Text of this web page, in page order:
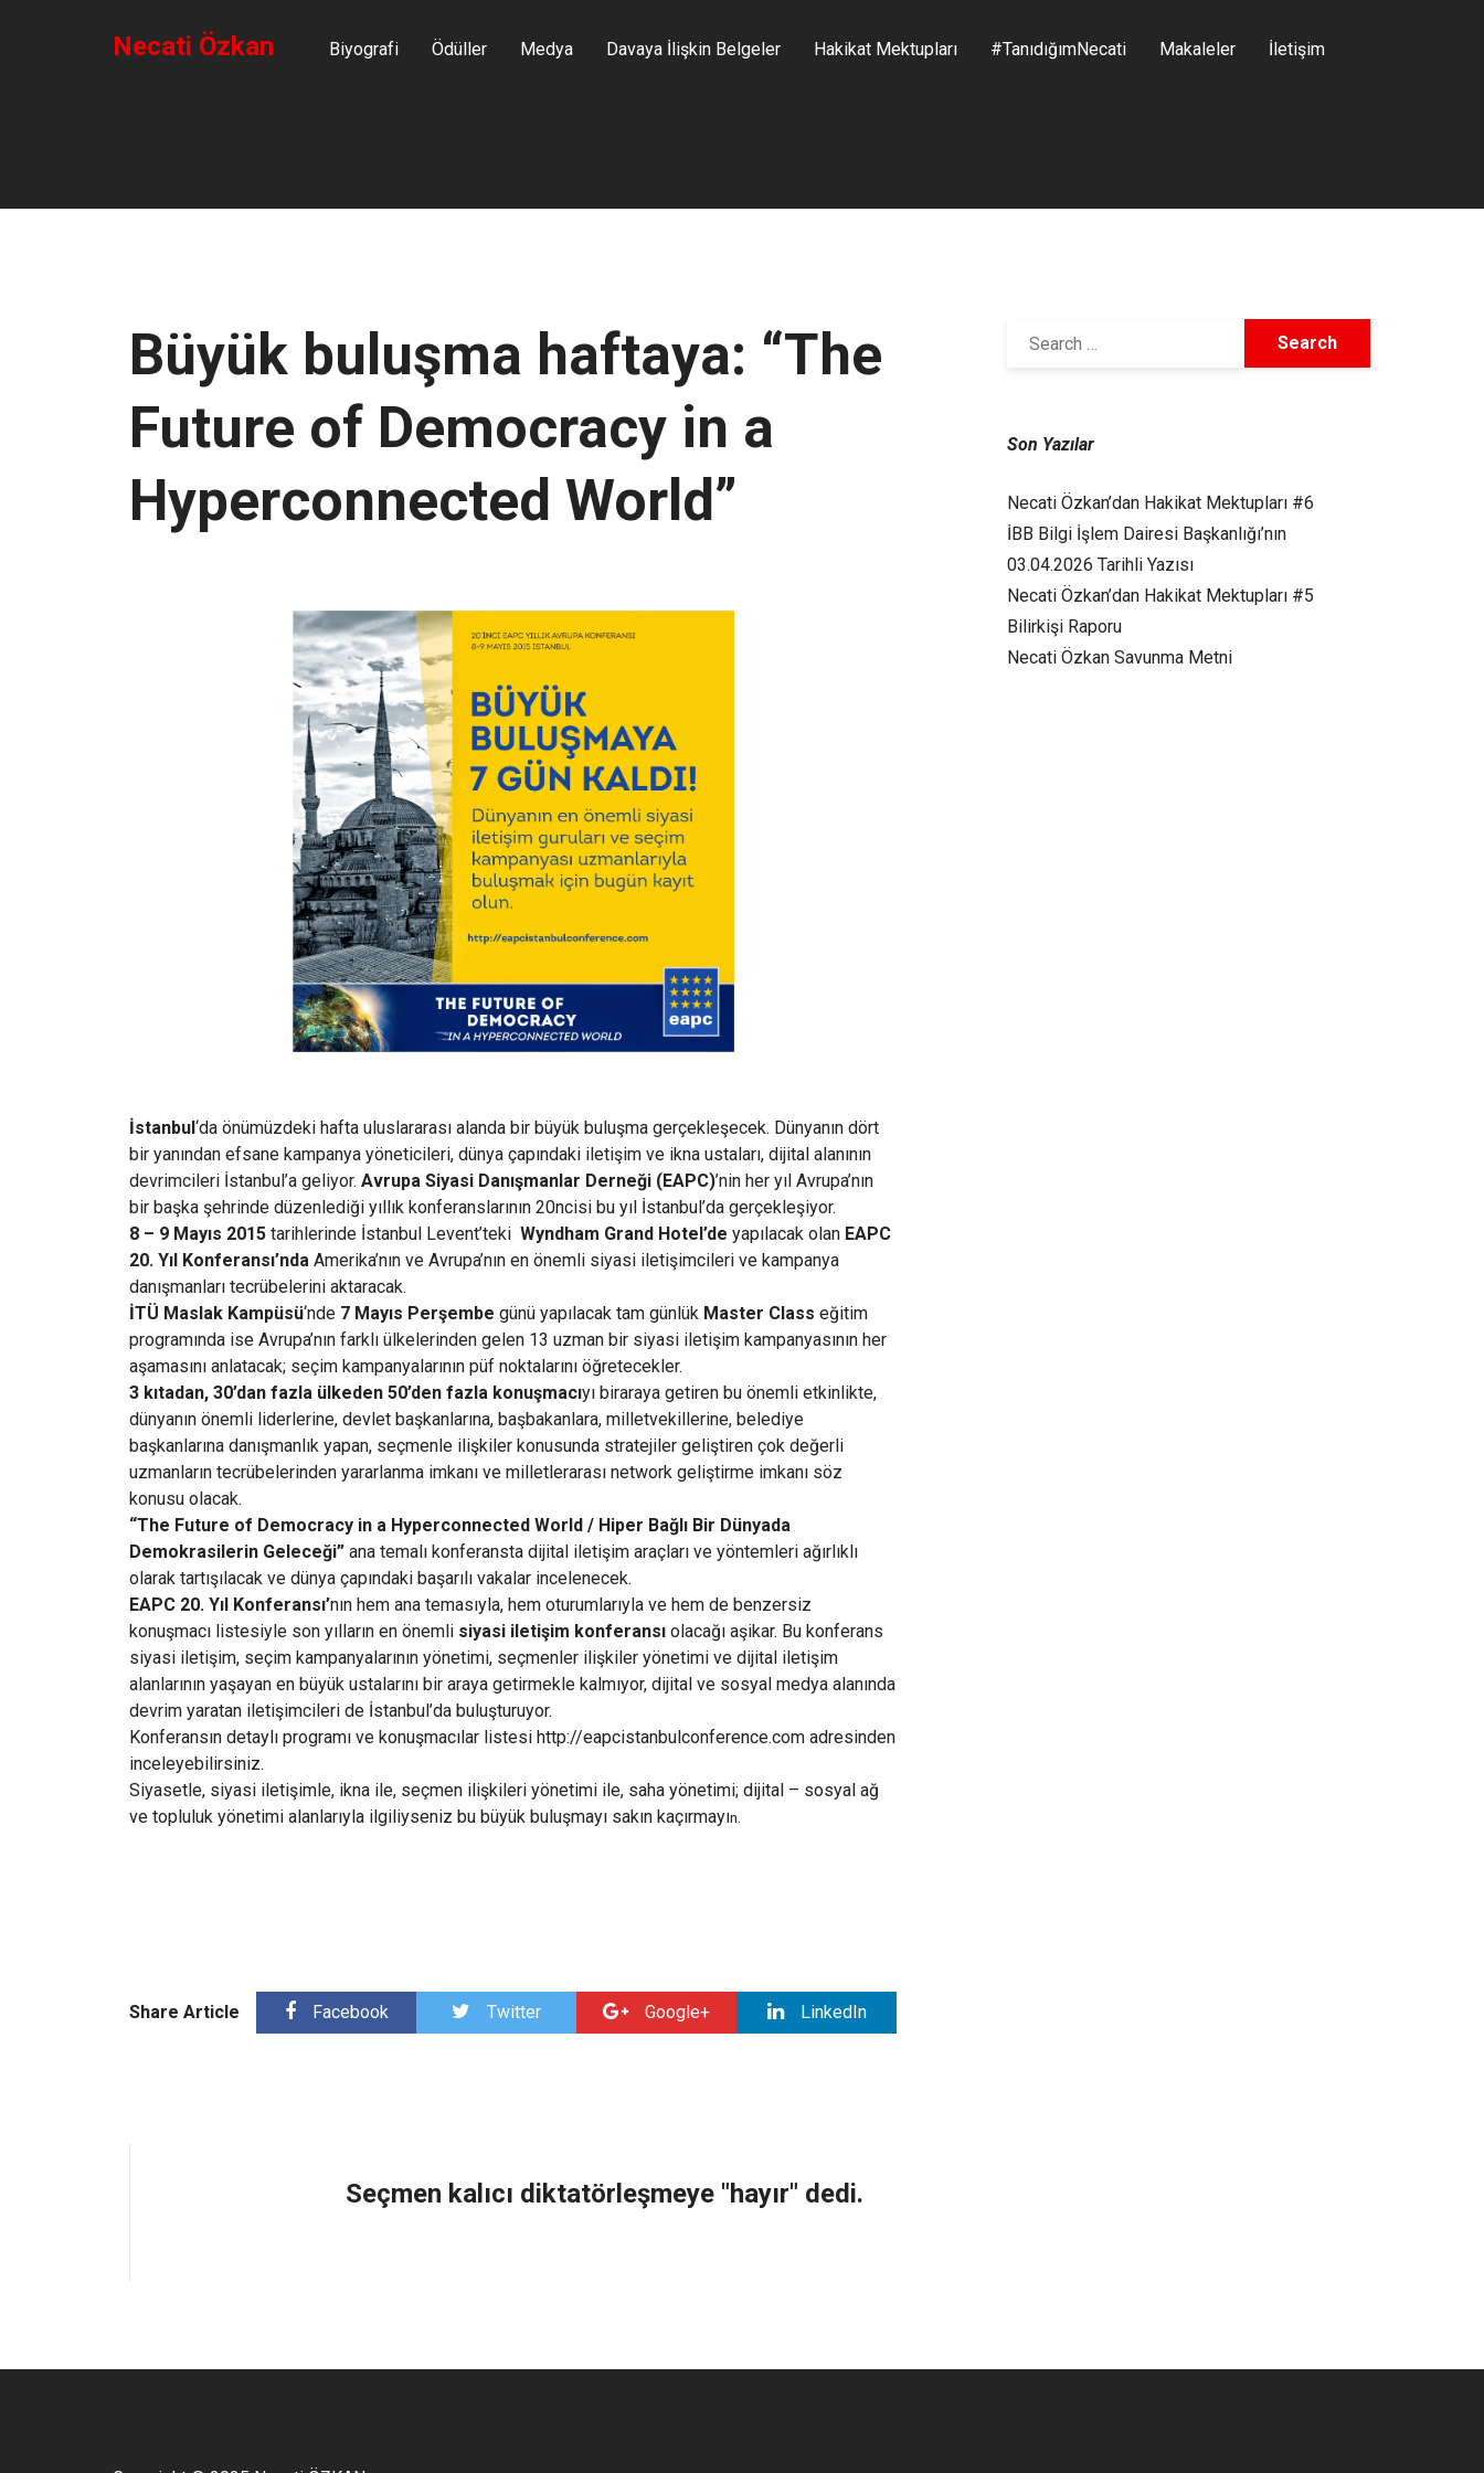
Necati Özkan Biyografi Ödüller Medya Davaya İlişkin Belgeler Hakikat Mektupları #TanıdığımNecati Makaleler İletişim
Büyük buluşma haftaya: “The
Future of Democracy in a
Hyperconnected World”
İstanbul‘da önümüzdeki hafta uluslararası alanda bir büyük buluşma gerçekleşecek. Dünyanın dört
bir yanından efsane kampanya yöneticileri, dünya çapındaki iletişim ve ikna ustaları, dijital alanının
devrimcileri İstanbul’a geliyor. Avrupa Siyasi Danışmanlar Derneği (EAPC)’nin her yıl Avrupa’nın
bir başka şehrinde düzenlediği yıllık konferanslarının 20ncisi bu yıl İstanbul’da gerçekleşiyor.
8 – 9 Mayıs 2015 tarihlerinde İstanbul Levent’teki Wyndham Grand Hotel’de yapılacak olan EAPC
20. Yıl Konferansı’nda Amerika’nın ve Avrupa’nın en önemli siyasi iletişimcileri ve kampanya
danışmanları tecrübelerini aktaracak.
İTÜ Maslak Kampüsü‘nde 7 Mayıs Perşembe günü yapılacak tam günlük Master Class eğitim
programında ise Avrupa’nın farklı ülkelerinden gelen 13 uzman bir siyasi iletişim kampanyasının her
aşamasını anlatacak; seçim kampanyalarının püf noktalarını öğretecekler.
3 kıtadan, 30’dan fazla ülkeden 50’den fazla konuşmacıyı biraraya getiren bu önemli etkinlikte,
dünyanın önemli liderlerine, devlet başkanlarına, başbakanlara, milletvekillerine, belediye
başkanlarına danışmanlık yapan, seçmenle ilişkiler konusunda stratejiler geliştiren çok değerli
uzmanların tecrübelerinden yararlanma imkanı ve milletlerarası network geliştirme imkanı söz
konusu olacak.
“The Future of Democracy in a Hyperconnected World / Hiper Bağlı Bir Dünyada
Demokrasilerin Geleceği” ana temalı konferansta dijital iletişim araçları ve yöntemleri ağırlıklı
olarak tartışılacak ve dünya çapındaki başarılı vakalar incelenecek.
EAPC 20. Yıl Konferansı’nın hem ana temasıyla, hem oturumlarıyla ve hem de benzersiz
konuşmacı listesiyle son yılların en önemli siyasi iletişim konferansı olacağı aşikar. Bu konferans
siyasi iletişim, seçim kampanyalarının yönetimi, seçmenler ilişkiler yönetimi ve dijital iletişim
alanlarının yaşayan en büyük ustalarını bir araya getirmekle kalmıyor, dijital ve sosyal medya alanında
devrim yaratan iletişimcileri de İstanbul’da buluşturuyor.
Konferansın detaylı programı ve konuşmacılar listesi http://eapcistanbulconference.com adresinden
inceleyebilirsiniz.
Siyasetle, siyasi iletişimle, ikna ile, seçmen ilişkileri yönetimi ile, saha yönetimi; dijital – sosyal ağ
ve topluluk yönetimi alanlarıyla ilgiliyseniz bu büyük buluşmayı sakın kaçırmayın.
Share Article Facebook Twitter Google+ LinkedIn
Seçmen kalıcı diktatörleşmeye "hayır" dedi.
Son Yazılar
Necati Özkan’dan Hakikat Mektupları #6
İBB Bilgi İşlem Dairesi Başkanlığı’nın
03.04.2026 Tarihli Yazısı
Necati Özkan’dan Hakikat Mektupları #5
Bilirkişi Raporu
Necati Özkan Savunma Metni